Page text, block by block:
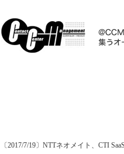
〔2017/7/19〕NTTネオメイト、CTI